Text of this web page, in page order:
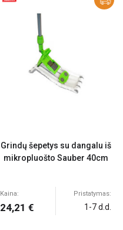
Grindų šepetys su dangalu iš
mikropluošto Sauber 40cm
Kaina:
24,21 €
Pristatymas:
1-7 d.d.